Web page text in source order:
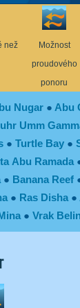
než
Možnost
proudového
ponoru
Nugar ● Abu
Umm
● Turtle Bay ●
Abu Ramada
● Banana Reef
● Ras Disha ●
● Vrak